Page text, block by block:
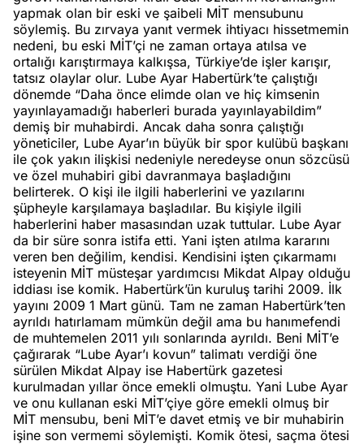
yapmak olan bir eski ve şaibeli MİT mensubunu
söylemiş. Bu zırvaya yanıt vermek ihtiyacı hissetmemin
nedeni, bu eski MİT’çi ne zaman ortaya atılsa ve
ortalığı karıştırmaya kalkışsa, Türkiye’de işler karışır,
tatsız olaylar olur. Lube Ayar Habertürk’te çalıştığı
dönemde “Daha önce elimde olan ve hiç kimsenin
yayınlayamadığı haberleri burada yayınlayabildim”
demiş bir muhabirdi. Ancak daha sonra çalıştığı
yöneticiler, Lube Ayar’ın büyük bir spor kulübü başkanı
ile çok yakın ilişkisi nedeniyle neredeyse onun sözcüsü
ve özel muhabiri gibi davranmaya başladığını
belirterek. O kişi ile ilgili haberlerini ve yazılarını
şüpheyle karşılamaya başladılar. Bu kişiyle ilgili
haberlerini haber masasından uzak tuttular. Lube Ayar
da bir süre sonra istifa etti. Yani işten atılma kararını
veren ben değilim, kendisi. Kendisini işten çıkarmamı
isteyenin MİT müsteşar yardımcısı Mikdat Alpay olduğu
iddiası ise komik. Habertürk’ün kuruluş tarihi 2009. İlk
yayını 2009 1 Mart günü. Tam ne zaman Habertürk’ten
ayrıldı hatırlamam mümkün değil ama bu hanımefendi
de muhtemelen 2011 yılı sonlarında ayrıldı. Beni MİT’e
çağırarak “Lube Ayar’ı kovun” talimatı verdiği öne
sürülen Mikdat Alpay ise Habertürk gazetesi
kurulmadan yıllar önce emekli olmuştu. Yani Lube Ayar
ve onu kullanan eski MİT’çiye göre emekli olmuş bir
MİT mensubu, beni MİT’e davet etmiş ve bir muhabirin
işine son vermemi söylemişti. Komik ötesi, saçma ötesi